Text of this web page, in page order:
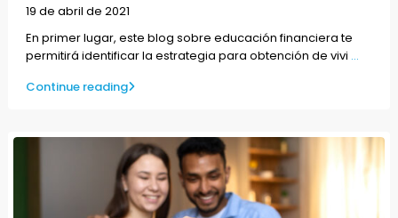
19 de abril de 2021
En primer lugar, este blog sobre educación financiera te
permitirá identificar la estrategia para obtención de vivi ...
Continue reading